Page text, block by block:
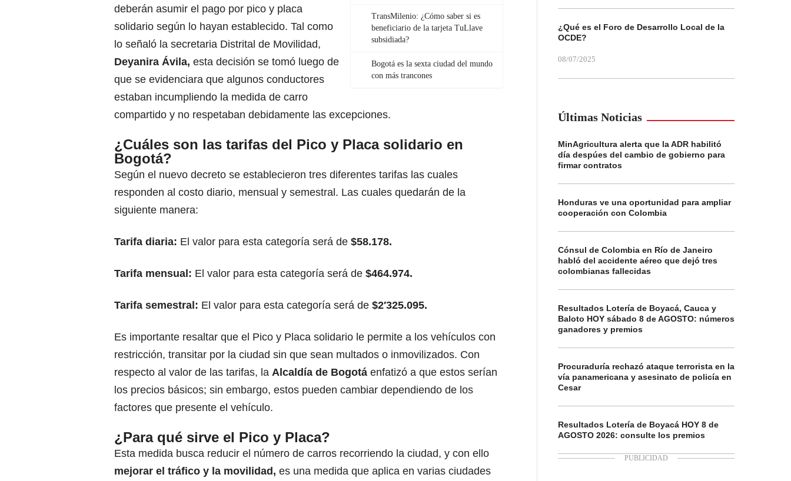
TransMilenio: ¿Cómo saber si es
beneficiario de la tarjeta TuLlave
subsidiada?
Bogotá es la sexta ciudad del mundo
con más trancones
deberán asumir el pago por pico y placa
solidario según lo hayan establecido. Tal como
lo señaló la secretaria Distrital de Movilidad,
Deyanira Ávila, esta decisión se tomó luego de
que se evidenciara que algunos conductores
estaban incumpliendo la medida de carro
compartido y no respetaban debidamente las excepciones.
¿Cuáles son las tarifas del Pico y Placa solidario en
Bogotá?
Según el nuevo decreto se establecieron tres diferentes tarifas las cuales
responden al costo diario, mensual y semestral. Las cuales quedarán de la
siguiente manera:
Tarifa diaria: El valor para esta categoría será de $58.178.
Tarifa mensual: El valor para esta categoría será de $464.974.
Tarifa semestral: El valor para esta categoría será de $2′325.095.
Es importante resaltar que el Pico y Placa solidario le permite a los vehículos con
restricción, transitar por la ciudad sin que sean multados o inmovilizados. Con
respecto al valor de las tarifas, la Alcaldía de Bogotá enfatizó a que estos serían
los precios básicos; sin embargo, estos pueden cambiar dependiendo de los
factores que presente el vehículo.
¿Para qué sirve el Pico y Placa?
Esta medida busca reducir el número de carros recorriendo la ciudad, y con ello
mejorar el tráfico y la movilidad, es una medida que aplica en varias ciudades
¿Qué es el Foro de Desarrollo Local de la
OCDE?
08/07/2025
Últimas Noticias
MinAgricultura alerta que la ADR habilitó
día despúes del cambio de gobierno para
firmar contratos
Honduras ve una oportunidad para ampliar
cooperación con Colombia
Cónsul de Colombia en Río de Janeiro
habló del accidente aéreo que dejó tres
colombianas fallecidas
Resultados Lotería de Boyacá, Cauca y
Baloto HOY sábado 8 de AGOSTO: números
ganadores y premios
Procuraduría rechazó ataque terrorista en la
vía panamericana y asesinato de policía en
Cesar
Resultados Lotería de Boyacá HOY 8 de
AGOSTO 2026: consulte los premios